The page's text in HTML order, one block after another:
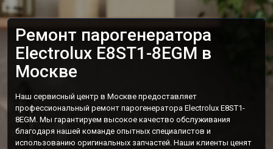
Ремонт парогенератора
Electrolux E8ST1-8EGM в
Москве
Наш сервисный центр в Москве предоставляет
профессиональный ремонт парогенератора Electrolux E8ST1-
8EGM. Мы гарантируем высокое качество обслуживания
благодаря нашей команде опытных специалистов и
использованию оригинальных запчастей. Наши клиенты ценят